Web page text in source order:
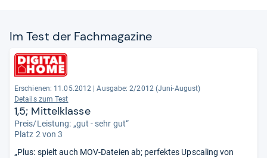
Im Test der Fach­ma­ga­zine
Erschienen: 11.05.2012
Ausgabe: 2/2012 (Juni-August)
Details zum Test
1,5; Mittelklasse
Preis/Leistung: „gut - sehr gut“
Platz 2 von 3
„Plus: spielt auch MOV-Dateien ab; perfektes Upscaling von